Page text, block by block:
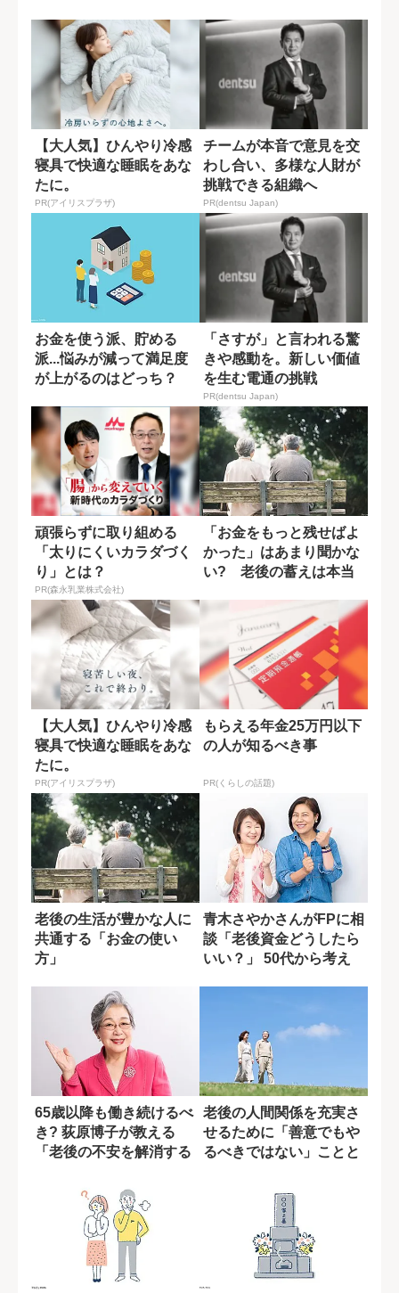
【大人気】ひんやり冷感
寝具で快適な睡眠をあな
たに。
PR(アイリスプラザ)
チームが本音で意見を交
わし合い、多様な人財が
挑戦できる組織へ
PR(dentsu Japan)
お金を使う派、貯める
派...悩みが減って満足度
が上がるのはどっち？
「さすが」と言われる驚
きや感動を。新しい価値
を生む電通の挑戦
PR(dentsu Japan)
頑張らずに取り組める
「太りにくいカラダづく
り」とは？
PR(森永乳業株式会社)
「お金をもっと残せばよ
かった」はあまり聞かな
い? 老後の蓄えは本当
【大人気】ひんやり冷感
寝具で快適な睡眠をあな
たに。
PR(アイリスプラザ)
もらえる年金25万円以下
の人が知るべき事
PR(くらしの話題)
老後の生活が豊かな人に
共通する「お金の使い
方」
青木さやかさんがFPに相
談「老後資金どうしたら
いい？」 50代から考え
65歳以降も働き続けるべ
き? 荻原博子が教える
「老後の不安を解消する
老後の人間関係を充実さ
せるために「善意でもや
るべきではない」ことと